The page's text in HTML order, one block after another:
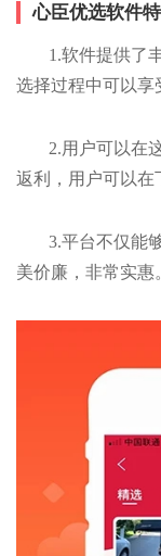
心臣优选软件特
1.软件提供了
选择过程中可以享
2.用户可以在
返利，用户可以在
3.平台不仅能
美价廉，非常实惠